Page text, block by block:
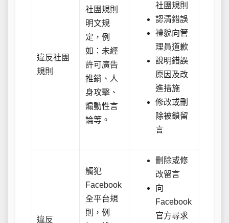
違反社團
規則
社團規則
明文規
定，例
如：未經
許可廣告
推銷、人
身攻擊、
煽動性言
論等。
社團規則
認清錯誤
禮貌向管
理員道歉
說明錯誤
原因及改
進措施
修改或刪
除被鎖留
言
違反
觸犯
Facebook
全平台規
則，例
刪除或修
改留言
向
Facebook
官方尋求